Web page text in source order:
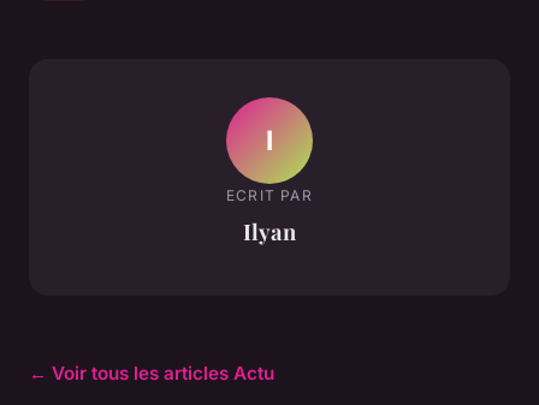
I
ECRIT PAR
Ilyan
← Voir tous les articles Actu